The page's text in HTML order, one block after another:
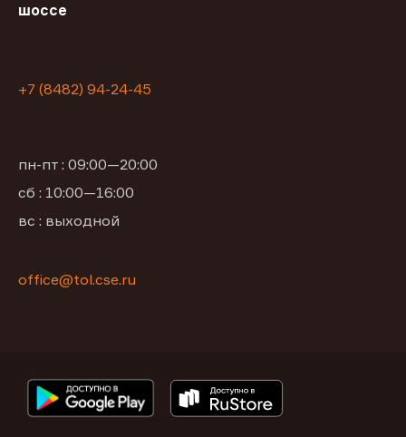
шоссе
+7 (8482) 94-24-45
пн-пт : 09:00—20:00
сб : 10:00—16:00
вс : выходной
office@tol.cse.ru